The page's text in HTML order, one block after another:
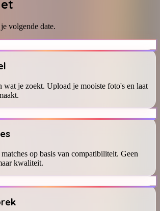
volgende date.
wat je zoekt. Upload je mooiste foto's en laat
op basis van compatibiliteit. Geen
kwaliteit.